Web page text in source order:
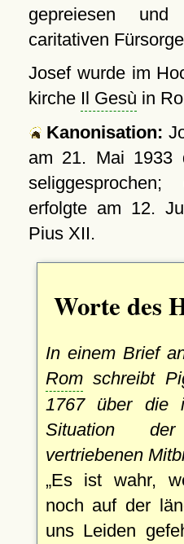
gepreiesen
caritativen
Josef wurde im
kirche Il Gesù in
Kanonisation:
am 21. Mai 1933
erfolgte am 12.
Pius XII.
Worte des
In einem Brief
Romschreibt
1767 über die
Situation
vertriebenen
Es ist wahr,
noch auf der
uns Leiden